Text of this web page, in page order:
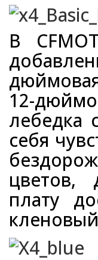
В
12-
лебедка
себя
цветов,
плату